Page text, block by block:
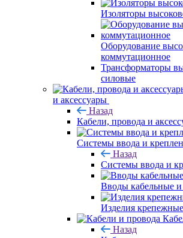
Изоляторы
Оборудование
коммутационное
Трансформаторы
силовые
и аксессуары
Назад
Кабели, провода и
Системы ввода и
Назад
Системы ввода и
Вводы кабельные и
Изделия
Назад